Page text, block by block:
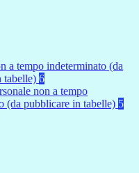
a tempo indeterminato (da
tabelle) 6
non a tempo
(da pubblicare in tabelle) 5